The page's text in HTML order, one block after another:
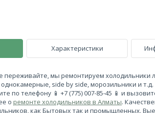
Характеристики
переживайте, мы ремонтируем холодильники
side by side, морозильники и
по телефону 📱 +7 (775) 007-85-45 📱 и
о ремонте холодильников в Алматы.
как Бытовых так и промышленных.